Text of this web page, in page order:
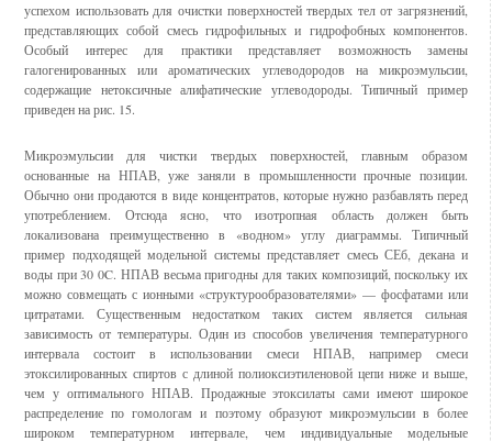
успехом использовать для очистки поверхностей твердых тел от загрязнений,
представляющих собой смесь гидрофильных и гидрофобных компонентов.
Особый интерес для практики представляет возможность замены
галогенированных или ароматических углеводородов на микроэмульсии,
содержащие нетоксичные алифатические углеводороды. Типичный пример
приведен на рис. 15.
Микроэмульсии для чистки твердых поверхностей, главным образом
основанные на НПАВ, уже заняли в промышленности прочные позиции.
Обычно они продаются в виде концентратов, которые нужно разбавлять перед
употреблением. Отсюда ясно, что изотропная область должен быть
локализована преимущественно в «водном» углу диаграммы. Типичный
пример подходящей модельной системы представляет смесь СЕб, декана и
воды при 30 0C. НПАВ весьма пригодны для таких композиций, поскольку их
можно совмещать с ионными «структурообразователями» — фосфатами или
цитратами. Существенным недостатком таких систем является сильная
зависимость от температуры. Один из способов увеличения температурного
интервала состоит в использовании смеси НПАВ, например смеси
этоксилированных спиртов с длиной полиоксиэтиленовой цепи ниже и выше,
чем у оптимального НПАВ. Продажные этоксилаты сами имеют широкое
распределение по гомологам и поэтому образуют микроэмульсии в более
широком температурном интервале, чем индивидуальные модельные